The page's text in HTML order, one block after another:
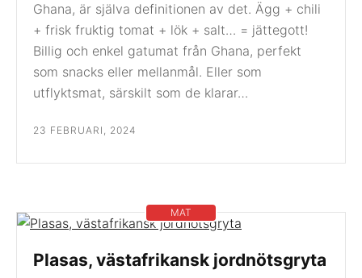
Ghana, är själva definitionen av det. Ägg + chili
+ frisk fruktig tomat + lök + salt… = jättegott!
Billig och enkel gatumat från Ghana, perfekt
som snacks eller mellanmål. Eller som
utflyktsmat, särskilt som de klarar…
23 FEBRUARI, 2024
MAT
Plasas, västafrikansk jordnötsgryta